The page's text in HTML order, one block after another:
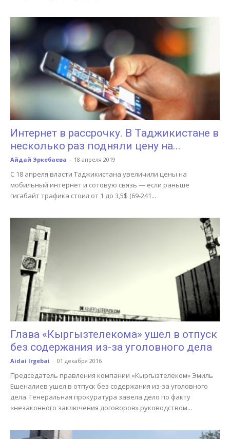
Интернет в рассрочку. В Таджикистане в
несколько раз подняли цену на...
Айдай Эркебаева - 18 апреля 2019
С 18 апреля власти Таджикистана увеличили цены на
мобильный интернет и сотовую связь — если раньше
гигабайт трафика стоил от 1 до 3,5$ (69-241...
Глава «Кыргызтелекома» ушел в отпуск
без содержания из-за уголовного дела
Aidai Irgebai - 01 декабря 2016
Председатель правления компании «Кыргызтелеком» Эмиль
Ешеналиев ушел в отпуск без содержания из-за уголовного
дела. Генеральная прокуратура завела дело по факту
«незаконного заключения договоров» руководством...